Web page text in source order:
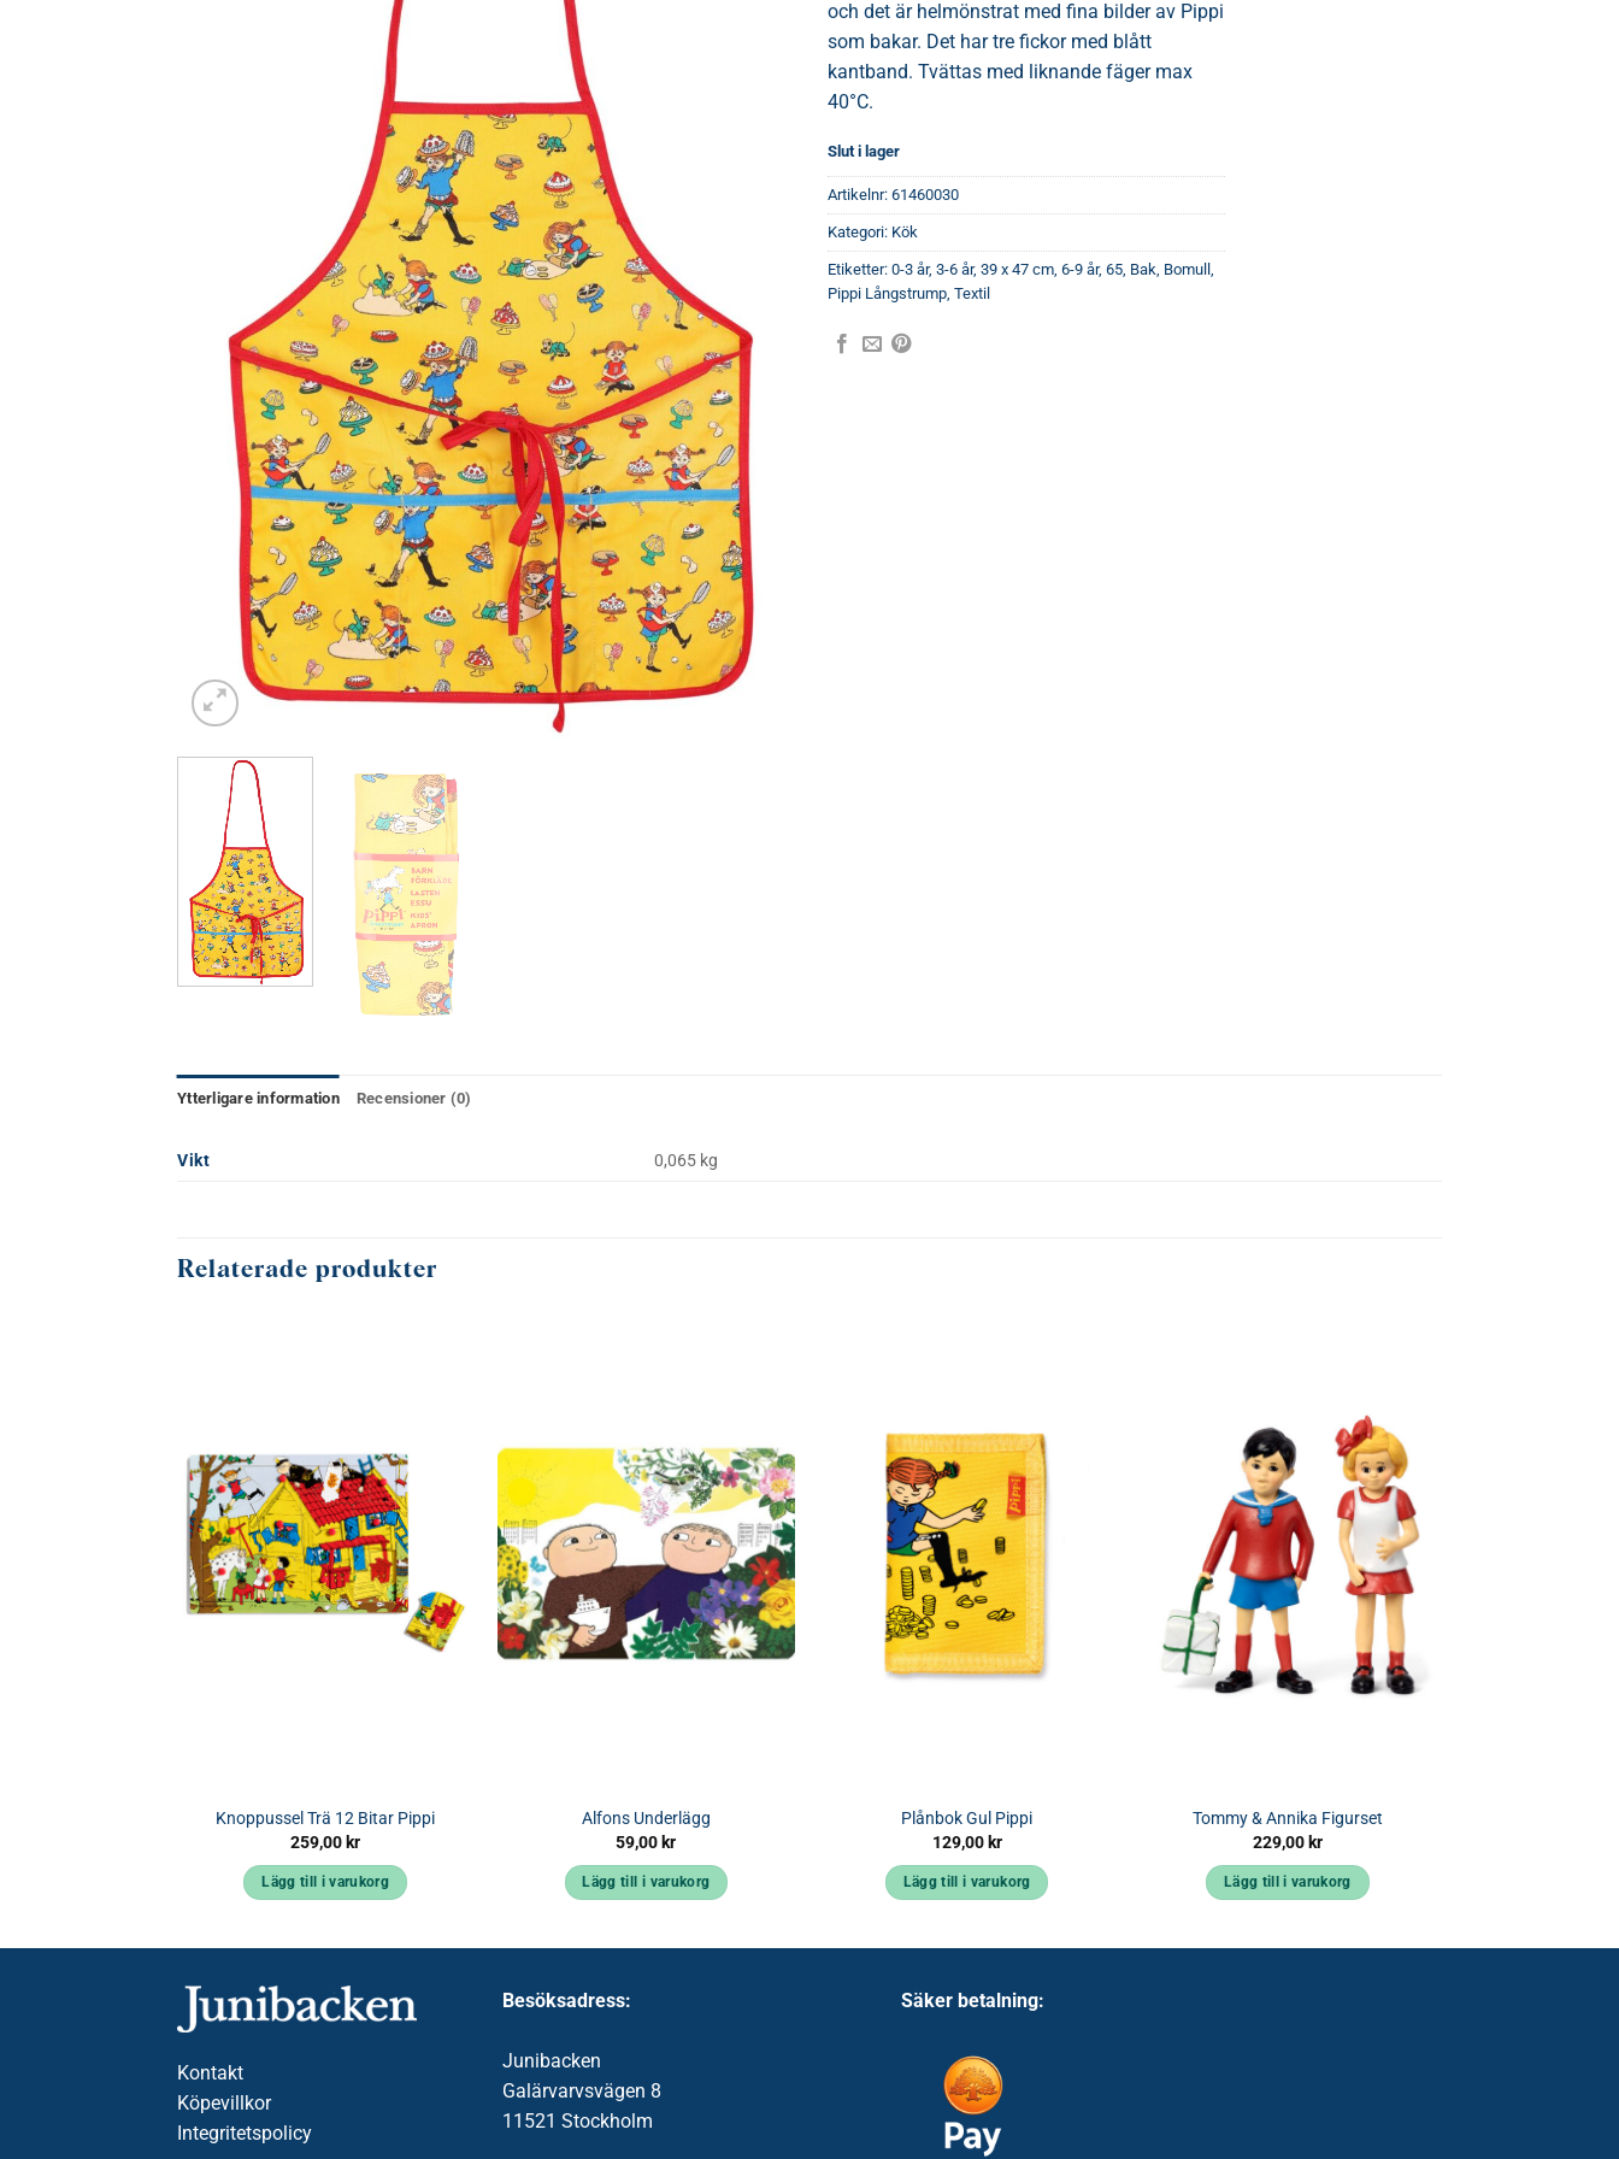
och det är helmönstrat med fina bilder av Pippi
som bakar. Det har tre fickor med blått
kantband. Tvättas med liknande fäger max
40°C.
Slut i lager
Artikelnr: 61460030
Kategori: Kök
Etiketter: 0-3 år, 3-6 år, 39 x 47 cm, 6-9 år, 65, Bak, Bomull ,
Pippi Långstrump, Textil
Ytterligare information Recensioner (0)
Vikt 0,065 kg
Relaterade produkter
Knoppussel Trä 12 Bitar Pippi
259,00 kr
Lägg till i varukorg
Alfons Underlägg
59,00 kr
Lägg till i varukorg
Plånbok Gul Pippi
129,00 kr
Lägg till i varukorg
Tommy & Annika Figurset
229,00 kr
Lägg till i varukorg
Kontakt
Köpevillkor
Integritetspolicy
Besöksadress:
Junibacken
Galärvarvsvägen 8
11521 Stockholm
Säker betalning: